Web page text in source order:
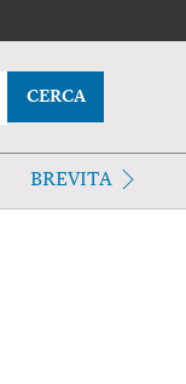
CERCA
BREVITA